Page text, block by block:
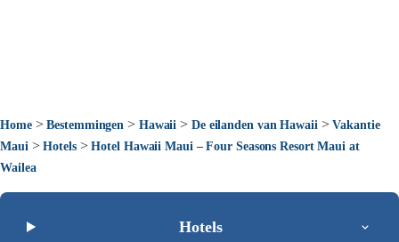
Home>Bestemmingen > Hawaii > De eilanden van Hawaii >Vakantie
Maui >Hotels>Hotel Hawaii Maui – Four Seasons Resort Maui at
Wailea
Hotels